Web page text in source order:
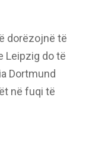
dorëzojnë të
Leipzig do të
Dortmund
në fuqi të